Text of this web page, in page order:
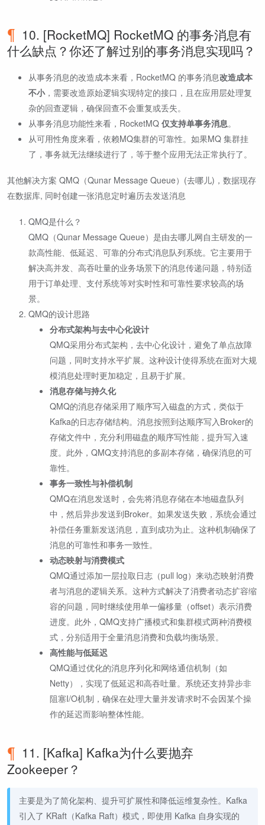
10. [RocketMQ] RocketMQ 的事务消息有
什么缺点？你还了解过别的事务消息实现吗？
从事务消息的改造成本来看，RocketMQ 的事务消息改造成本
不小，需要改造原始逻辑实现特定的接口，且在应用层处理复
杂的回查逻辑，确保回查不会重复或丢失。
从事务消息功能性来看，RocketMQ 仅支持单事务消息。
从可用性角度来看，依赖MQ集群的可靠性。如果MQ 集群挂
了，事务就无法继续进行了，等于整个应用无法正常执行了。
其他解决方案 QMQ（Qunar Message Queue）(去哪儿)，数据现存
在数据库, 同时创建一张消息定时遍历去发送消息
QMQ是什么？
QMQ（Qunar Message Queue）是由去哪儿网自主研发的一
款高性能、低延迟、可靠的分布式消息队列系统。它主要用于
解决高并发、高吞吐量的业务场景下的消息传递问题，特别适
用于订单处理、支付系统等对实时性和可靠性要求较高的场
景。
QMQ的设计思路
分布式架构与去中心化设计
QMQ采用分布式架构，去中心化设计，避免了单点故障
问题，同时支持水平扩展。这种设计使得系统在面对大规
模消息处理时更加稳定，且易于扩展。
消息存储与持久化
QMQ的消息存储采用了顺序写入磁盘的方式，类似于
Kafka的日志存储结构。消息按照到达顺序写入Broker的
存储文件中，充分利用磁盘的顺序写性能，提升写入速
度。此外，QMQ支持消息的多副本存储，确保消息的可
靠性。
事务一致性与补偿机制
QMQ在消息发送时，会先将消息存储在本地磁盘队列
中，然后异步发送到Broker。如果发送失败，系统会通过
补偿任务重新发送消息，直到成功为止。这种机制确保了
消息的可靠性和事务一致性。
动态映射与消费模式
QMQ通过添加一层拉取日志（pull log）来动态映射消费
者与消息的逻辑关系。这种方式解决了消费者动态扩容缩
容的问题，同时继续使用单一偏移量（offset）表示消费
进度。此外，QMQ支持广播模式和集群模式两种消费模
式，分别适用于全量消息消费和负载均衡场景。
高性能与低延迟
QMQ通过优化的消息序列化和网络通信机制（如
Netty），实现了低延迟和高吞吐量。系统还支持异步非
阻塞I/O机制，确保在处理大量并发请求时不会因某个操
作的延迟而影响整体性能。
11. [Kafka] Kafka为什么要抛弃
Zookeeper？
主要是为了简化架构、提升可扩展性和降低运维复杂性。Kafka
引入了 KRaft（Kafka Raft）模式，即使用 Kafka 自身实现的